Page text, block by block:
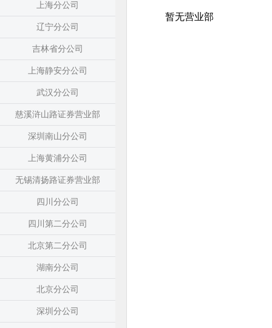
上海分公司
辽宁分公司
吉林省分公司
上海静安分公司
武汉分公司
慈溪浒山路证券营业部
深圳南山分公司
上海黄浦分公司
无锡清扬路证券营业部
四川分公司
四川第二分公司
北京第二分公司
湖南分公司
北京分公司
深圳分公司